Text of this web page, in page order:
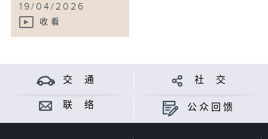
19/04/2026
收看
交 通 社 交
联 络 公众回馈